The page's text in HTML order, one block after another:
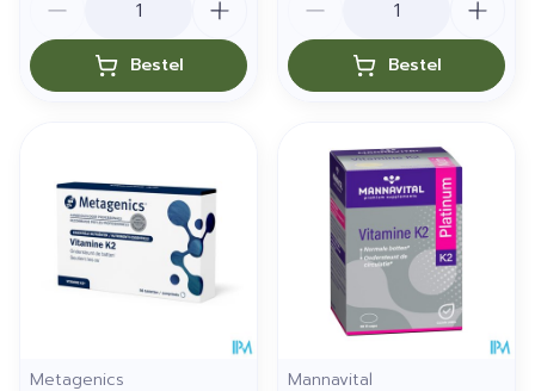
Bestel Bestel
Metagenics
Mannavital